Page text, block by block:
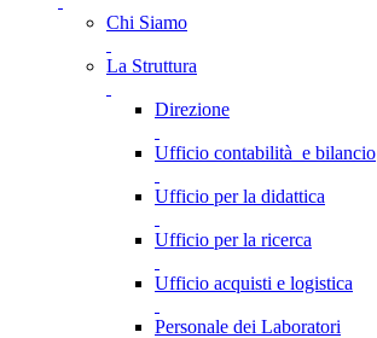
Chi Siamo
La Struttura
Direzione
Ufficio contabilità e bilancio
Ufficio per la didattica
Ufficio per la ricerca
Ufficio acquisti e logistica
Personale dei Laboratori